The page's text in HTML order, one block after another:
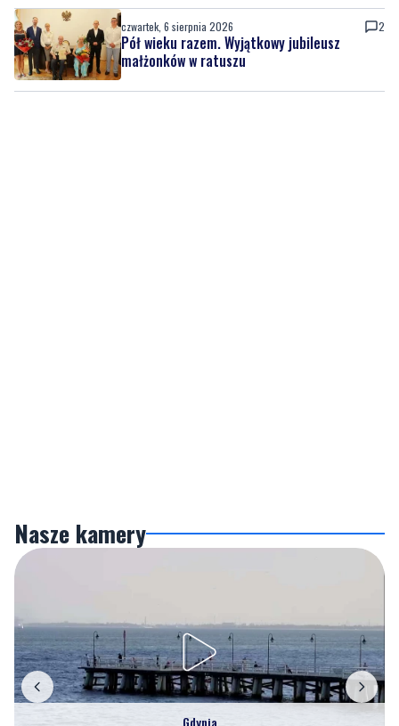
czwartek, 6 sierpnia 2026 2
Pół wieku razem. Wyjątkowy jubileusz
małżonków w ratuszu
Nasze kamery
Gdynia